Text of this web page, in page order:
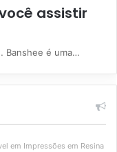
assistir
Banshee é uma…
em Impressões em Resina